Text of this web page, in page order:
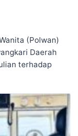
(Polwan)
Daerah
terhadap